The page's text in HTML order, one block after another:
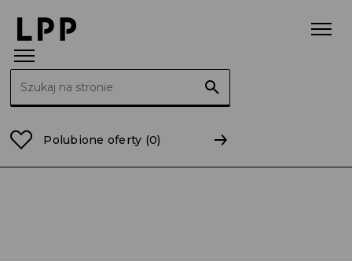
Polubione oferty (0)
Strona główna Łódź